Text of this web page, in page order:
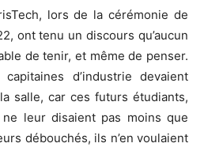
lors de la cérémonie de
ont tenu un discours qu’aucun
de tenir, et même de penser.
d’industrie devaient
salle, car ces futurs étudiants,
leur disaient pas moins que
débouchés, ils n’en voulaient